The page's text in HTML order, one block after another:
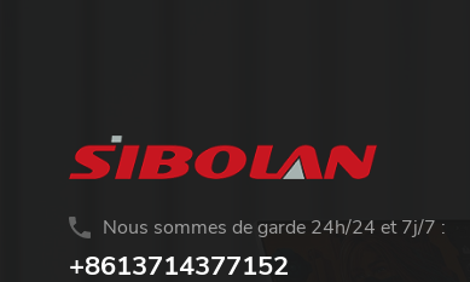
Nous sommes de garde 24h/24 et 7j/7 :
+8613714377152